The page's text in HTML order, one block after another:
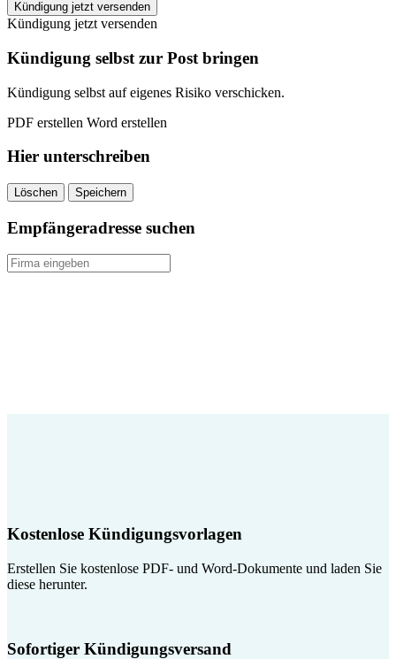
Heilbronner
Stimme
kündigen
quantity
Kündigung jetzt versenden
Kündigung jetzt versenden
Kündigung selbst zur Post bringen
Kündigung selbst auf eigenes Risiko verschicken.
PDF erstellen Word erstellen
Hier unterschreiben
Löschen Speichern
Empfängeradresse suchen
Kostenlose Kündigungsvorlagen
Erstellen Sie kostenlose PDF- und Word-Dokumente und laden Sie
diese herunter.
Sofortiger Kündigungsversand